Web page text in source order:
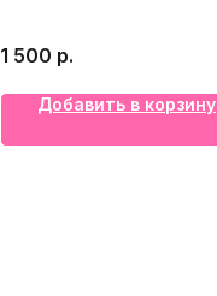
1 500 р.
Добавить в корзину